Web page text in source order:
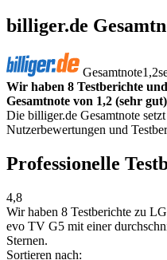
billiger.de
Gesamtnote1,2
Wir haben 8 Testberichte
Gesamtnote von 1,2 (sehr
Die billiger.de Gesamtnote
Nutzerbewertungen und
Professionelle
4,8
Wir haben 8 Testberichte zu
evo TV G5 mit einer
Sternen.
Sortieren nach: